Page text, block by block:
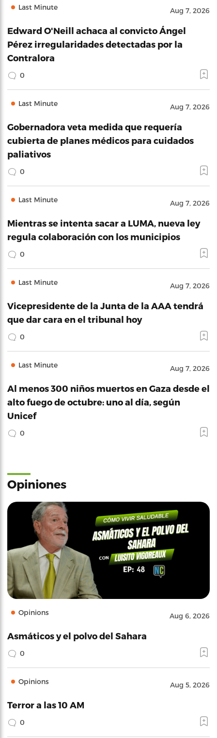
Last Minute Aug 7, 2026
Edward O'Neill achaca al convicto Ángel
Pérez irregularidades detectadas por la
Contralora
0
Last Minute Aug 7, 2026
Gobernadora veta medida que requería
cubierta de planes médicos para cuidados
paliativos
0
Last Minute Aug 7, 2026
Mientras se intenta sacar a LUMA, nueva ley
regula colaboración con los municipios
0
Last Minute Aug 7, 2026
Vicepresidente de la Junta de la AAA tendrá
que dar cara en el tribunal hoy
0
Last Minute Aug 7, 2026
Al menos 300 niños muertos en Gaza desde el
alto fuego de octubre: uno al día, según
Unicef
0
Opiniones
Opinions Aug 6, 2026
Asmáticos y el polvo del Sahara
0
Opinions Aug 5, 2026
Terror a las 10 AM
0